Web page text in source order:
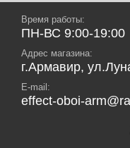
Время работы:
ПН-ВС 9:00-19:00
Адрес магазина:
г.Армавир,
E-mail:
effect-oboi-